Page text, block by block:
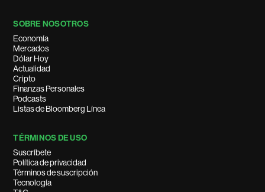
SOBRE NOSOTROS
Economía
Mercados
Dólar Hoy
Actualidad
Cripto
Finanzas Personales
Podcasts
Listas de Bloomberg Línea
TÉRMINOS DE USO
Suscríbete
Política de privacidad
Términos de suscripción
Tecnología